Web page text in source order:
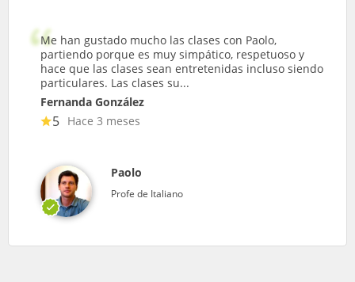
Me han gustado mucho las clases con Paolo,
partiendo porque es muy simpático, respetuoso y
hace que las clases sean entretenidas incluso siendo
particulares. Las clases su...
Fernanda González
5 Hace 3 meses
Paolo
Profe de Italiano